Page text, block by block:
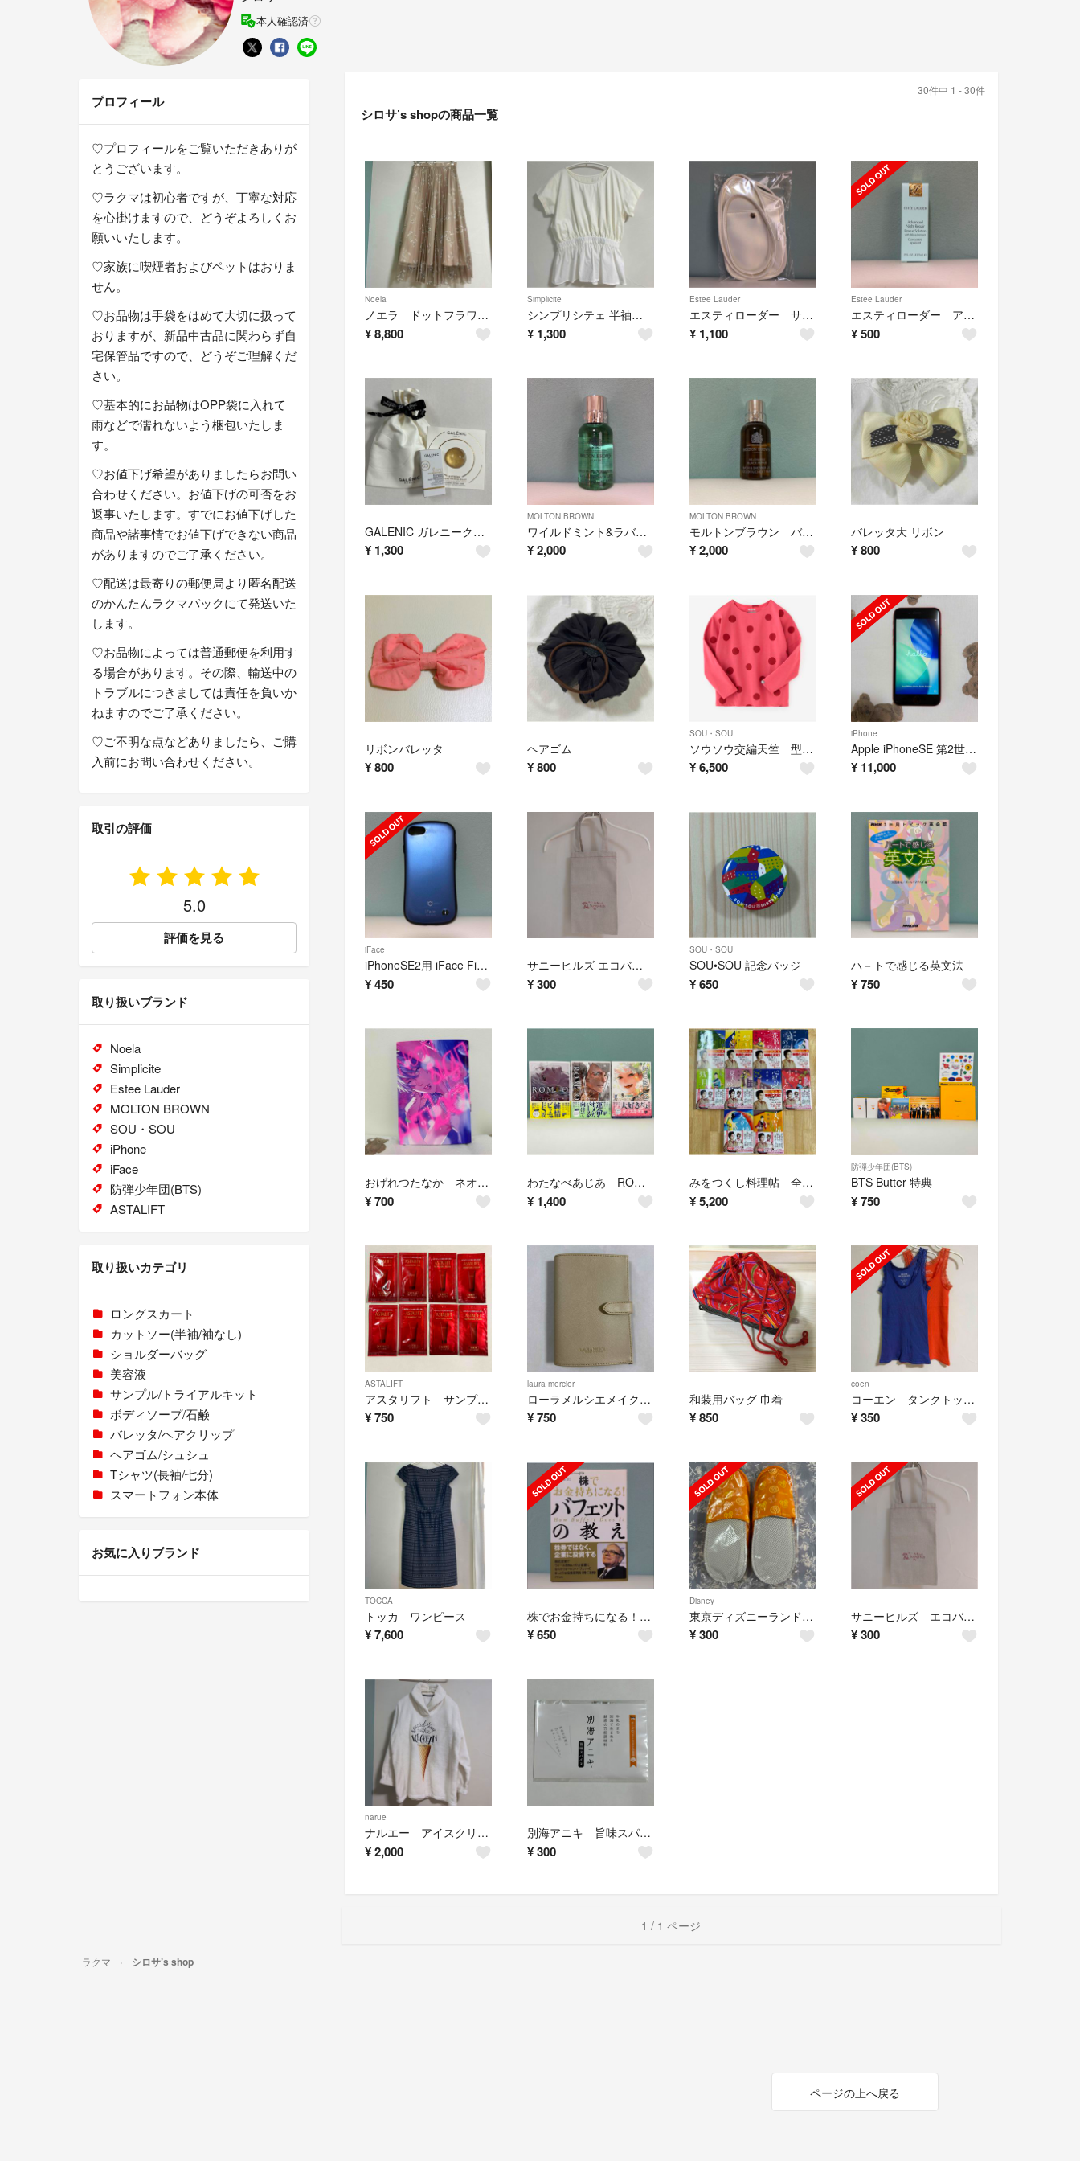
本人確認済
30件中 1 - 30件
シロサ’s shopの商品一覧
Noela
ノエラ ドットフラワーチュール マキシスカート
¥8,800
Simplicite
シンプリシテェ 半袖カットソー
¥ 1,300
Estee Lauder
エスティローダー サコッシュ
¥ 1,100
Estee Lauder
エスティローダー アドバンスナイトリペアRソリューション
¥500
GALENIC ガレニーク スキンケアセット
¥ 1,300
MOLTON BROWN
ワイルドミント&ラバンジン バス＆シャワージェル 30ml
¥2,000
MOLTON BROWN
モルトンブラウン バス＆シャワージェル ブラックペッパー
¥ 2,000
バレッタ大 リボン
¥800
リボンバレッタ
¥800
ヘアゴム
¥800
SOU・SOU
ソウソウ交編天竺 型ぬき長袖Tシャツ
¥ 6,500
iPhone
Apple iPhoneSE 第2世代 128GB レッド SIMフリー
¥ 11,000
iFace
iPhoneSE2用 iFace First Class
¥450
サニーヒルズ エコバッグ
¥300
SOU・SOU
SOU•SOU 記念バッジ
¥ 650
ハ－トで感じる英文法
¥750
おげれつたなか ネオンサイン・アンバ－
¥700
わたなべあじあ ROMEO 1〜3巻セット
¥ 1,400
みをつくし料理帖 全10巻セット
¥ 5,200
防弾少年団(BTS)
BTS Butter 特典
¥750
ASTALIFT
アスタリフト サンプルセット
¥750
laura mercier
ローラメルシエメイクブラシ用ポーチ
¥750
和装用バッグ 巾着
¥ 850
coen
コーエン タンクトップ 2枚
¥350
TOCCA
トッカ ワンピース
¥7,600
株でお金持ちになる！バフェットの教え
¥650
Disney
東京ディズニーランドホテル子ども用スリッパ 2足
¥ 300
サニーヒルズ エコバッグ
¥300
narue
ナルエー アイスクリーム柄ルームウェア
¥2,000
別海アニキ 旨味スパイス
¥300
1 / 1 ページ
プロフィール
♡プロフィールをご覧いただきありが
とうございます。
♡ラクマは初心者ですが、丁寧な対応
を心掛けますので、どうぞよろしくお
願いいたします。
♡家族に喫煙者およびペットはおりま
せん。
♡お品物は手袋をはめて大切に扱って
おりますが、新品中古品に関わらず自
宅保管品ですので、どうぞご理解くだ
さい。
♡基本的にお品物はOPP袋に入れて
雨などで濡れないよう梱包いたしま
す。
♡お値下げ希望がありましたらお問い
合わせください。お値下げの可否をお
返事いたします。すでにお値下げした
商品や諸事情でお値下げできない商品
がありますのでご了承ください。
♡配送は最寄りの郵便局より匿名配送
のかんたんラクマパックにて発送いた
します。
♡お品物によっては普通郵便を利用す
る場合があります。その際、輸送中の
トラブルにつきましては責任を負いか
ねますのでご了承ください。
♡ご不明な点などありましたら、ご購
入前にお問い合わせください。
取引の評価
5.0
評価を見る
取り扱いブランド
Noela
Simplicite
Estee Lauder
MOLTON BROWN
SOU・SOU
iPhone
iFace
防弾少年団(BTS)
ASTALIFT
取り扱いカテゴリ
ロングスカート
カットソー(半袖/袖なし)
ショルダーバッグ
美容液
サンプル/トライアルキット
ボディソープ/石鹸
バレッタ/ヘアクリップ
ヘアゴム/シュシュ
Tシャツ(長袖/七分)
スマートフォン本体
お気に入りブランド
ラクマ シロサ’s shop
ページの上へ戻る